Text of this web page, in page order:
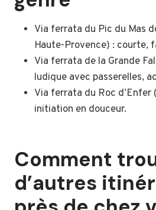
Via ferrata du Pic du Mas
Haute-Provence) : courte,
Via ferrata de la Grande
ludique avec passerelles,
Via ferrata du Roc d’Enfer
initiation en douceur.
Comment
d’autres